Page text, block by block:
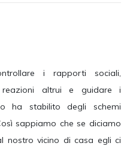
i rapporti sociali,
reazioni altrui e guidare i
ha stabilito degli schemi
sappiamo che se diciamo
nostro vicino di casa egli ci